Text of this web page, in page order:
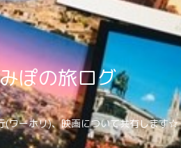
みぽの旅ログ
(ワーホリ)、映画について共有します☆